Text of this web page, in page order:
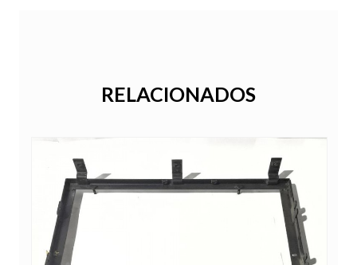
RELACIONADOS